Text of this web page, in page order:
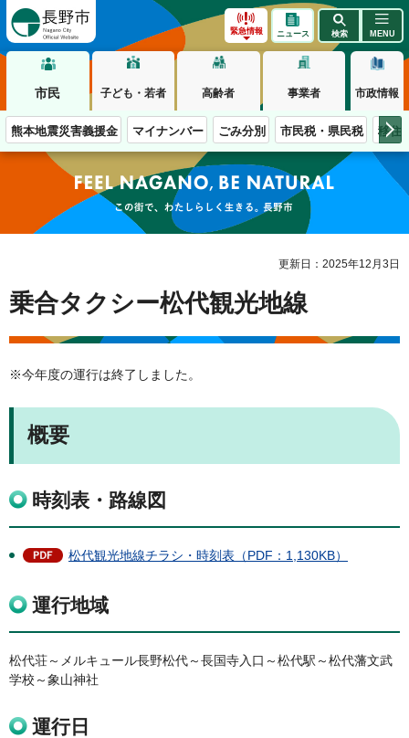
緊急情報 ニュース 検索 MENU
市民 子ども・若者 高齢者 事業者 市政情報
熊本地震災害義援金 マイナンバー ごみ分別 市民税・県民税 移住
この街で、わたしらしく生きる。長野市
更新日：2025年12月3日
乗合タクシー松代観光地線
※今年度の運行は終了しました。
概要
時刻表・路線図
松代観光地線チラシ・時刻表（PDF：1,130KB）
運行地域
松代荘～メルキュール長野松代～長国寺入口～松代駅～松代藩文武
学校～象山神社
運行日